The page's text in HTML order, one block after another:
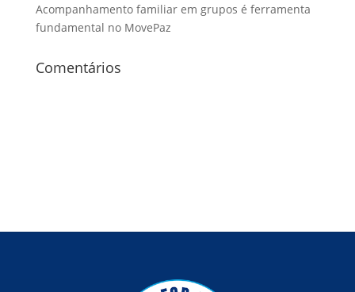
Acompanhamento familiar em grupos é ferramenta
fundamental no MovePaz
Comentários